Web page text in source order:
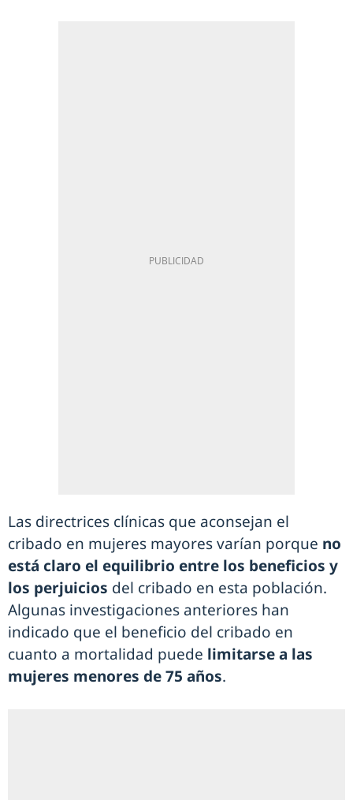
Las directrices clínicas que aconsejan el
cribado en mujeres mayores varían porque no
está claro el equilibrio entre los beneficios y
los perjuicios del cribado en esta población.
Algunas investigaciones anteriores han
indicado que el beneficio del cribado en
cuanto a mortalidad puede limitarse a las
mujeres menores de 75 años.